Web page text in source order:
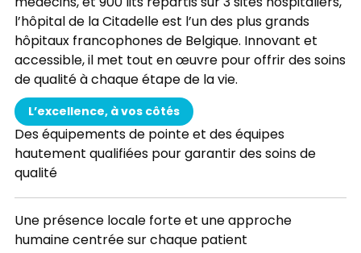
l’hôpital de la Citadelle est l’un des plus grands
hôpitaux francophones de Belgique. Innovant et
accessible, il met tout en œuvre pour offrir des soins
de qualité à chaque étape de la vie.
L’excellence, à vos côtés
Des équipements de pointe et des équipes
hautement qualifiées pour garantir des soins de
qualité
Une présence locale forte et une approche
humaine centrée sur chaque patient